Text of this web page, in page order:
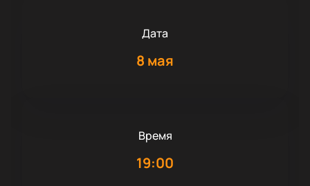
Дата
8 мая
Время
19:00